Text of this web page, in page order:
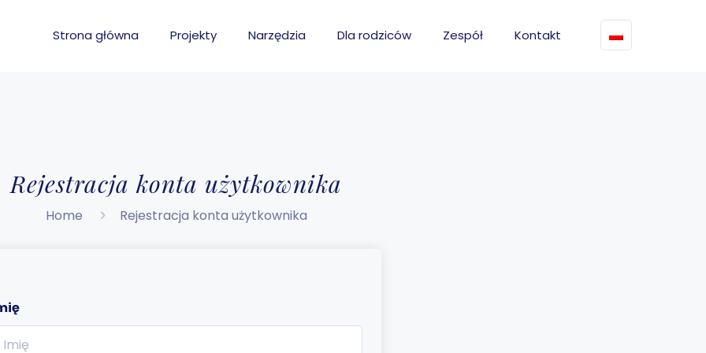
Strona główna Projekty Narzędzia Dla rodziców Zespół Kontakt
Rejestracja konta użytkownika
Home Rejestracja konta użytkownika